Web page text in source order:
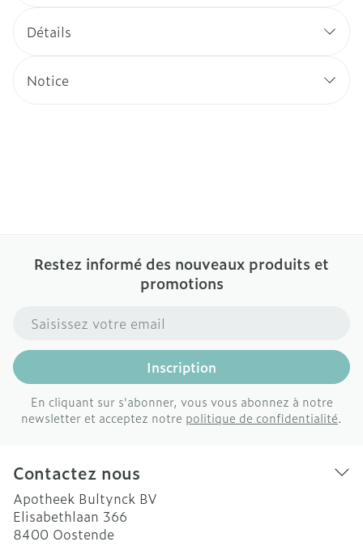
Détails
Notice
Restez informé des nouveaux produits et
promotions
Adresse mail
Inscription
En cliquant sur s'abonner, vous vous abonnez à notre
newsletter et acceptez notre politique de confidentialité.
Contactez nous
Apotheek Bultynck BV
Elisabethlaan 366
8400 Oostende